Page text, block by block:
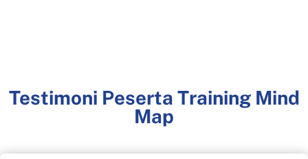
Testimoni Peserta Training Mind
Map